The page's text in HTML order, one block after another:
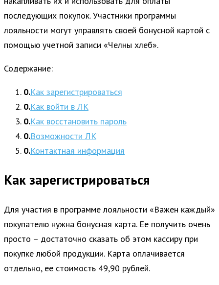
последующих покупок. Участники программы
лояльности могут управлять своей бонусной картой с
помощью учетной записи «Челны хлеб».
Содержание:
Как зарегистрироваться
Как войти в ЛК
Как восстановить пароль
Возможности ЛК
Контактная информация
Как зарегистрироваться
Для участия в программе лояльности «Важен каждый»
покупателю нужна бонусная карта. Ее получить очень
просто – достаточно сказать об этом кассиру при
покупке любой продукции. Карта оплачивается
отдельно, ее стоимость 49,90 рублей.